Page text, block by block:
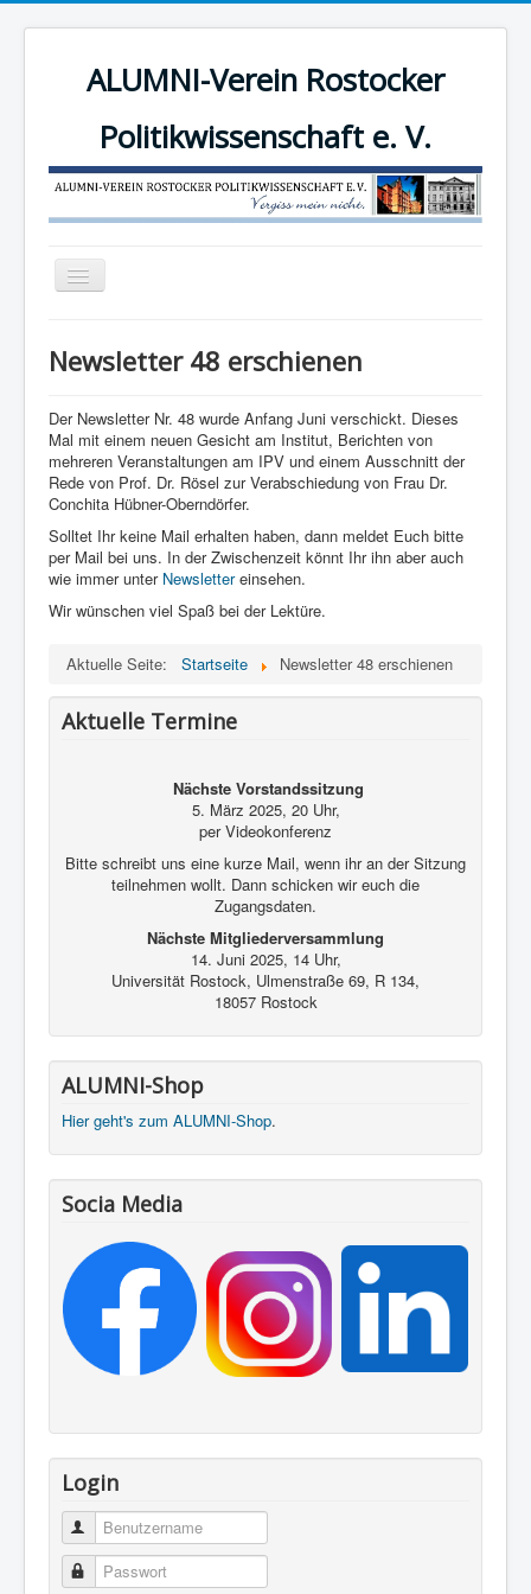
ALUMNI-Verein Rostocker
Politikwissenschaft e. V.
Navigation
Der Verein
Angebote
Mitgliederbereich
Mitglied werden!
Kontakt und Impressum
Newsletter 48 erschienen
Der Newsletter Nr. 48 wurde Anfang Juni verschickt. Dieses
Mal mit einem neuen Gesicht am Institut, Berichten von
mehreren Veranstaltungen am IPV und einem Ausschnitt der
Rede von Prof. Dr. Rösel zur Verabschiedung von Frau Dr.
Conchita Hübner-Oberndörfer.
Solltet Ihr keine Mail erhalten haben, dann meldet Euch bitte
per Mail bei uns. In der Zwischenzeit könnt Ihr ihn aber auch
wie immer unter Newslettereinsehen.
Wir wünschen viel Spaß bei der Lektüre.
Aktuelle Seite: Startseite Newsletter 48 erschienen
Aktuelle Termine
Nächste Vorstandssitzung
5. März 2025, 20 Uhr,
per Videokonferenz
Bitte schreibt uns eine kurze Mail, wenn ihr an der Sitzung
teilnehmen wollt. Dann schicken wir euch die
Zugangsdaten.
Nächste Mitgliederversammlung
14. Juni 2025, 14 Uhr,
Universität Rostock, Ulmenstraße 69, R 134,
18057 Rostock
ALUMNI-Shop
Hier geht's zum ALUMNI-Shop.
Socia Media
Login
Benutzername
Passwort